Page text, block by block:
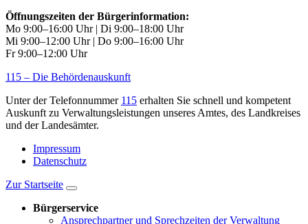
Öffnungszeiten der Bürgerinformation:
Mo 9:00–16:00 Uhr | Di 9:00–18:00 Uhr
Mi 9:00–12:00 Uhr | Do 9:00–16:00 Uhr
Fr 9:00–12:00 Uhr
115 – Die Behördenauskunft
Unter der Telefonnummer 115 erhalten Sie schnell und kompetent
Auskunft zu Verwaltungsleistungen unseres Amtes, des Landkreises
und der Landesämter.
Impressum
Datenschutz
Zur Startseite
Bürgerservice
Ansprechpartner und Sprechzeiten der Verwaltung